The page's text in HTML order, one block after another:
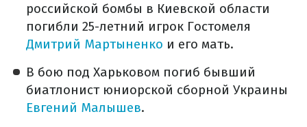
российской бомбы в Киевской области
погибли 25-летний игрок Гостомеля
Дмитрий Мартыненко и его мать.
В бою под Харьковом погиб бывший
биатлонист юниорской сборной Украины
Евгений Малышев.